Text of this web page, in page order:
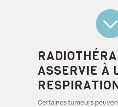
ASSERVIE À
Certaines tumeurs